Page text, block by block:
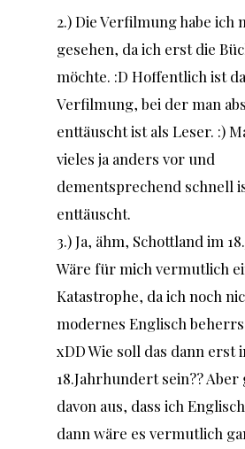
2.) Die Verfilmung habe ich
gesehen, da ich erst die
möchte. :D Hoffentlich ist
Verfilmung, bei der man
enttäuscht ist als Leser. :)
vieles ja anders vor und
dementsprechend schnell
enttäuscht.
3.) Ja, ähm, Schottland im
Wäre für mich vermutlich
Katastrophe, da ich noch
modernes Englisch
xDD Wie soll das dann erst
18.Jahrhundert sein??
davon aus, dass ich
dann wäre es vermutlich